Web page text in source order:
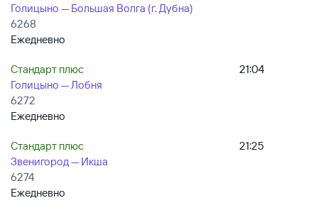
Голицыно — Большая Волга (г. Дубна)
6268
Ежедневно
Стандарт плюс
Голицыно — Лобня
6272
Ежедневно
21:04
Стандарт плюс
Звенигород — Икша
6274
Ежедневно
21:25